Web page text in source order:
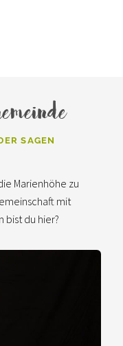
SAGEN
Marienhöhe zu
mit
bist du hier?